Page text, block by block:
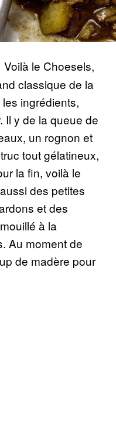
Voilà le Choesels,
classique de la
ingrédients,
Il y de la queue de
un rognon et
tout gélatineux,
la fin, voilà le
des petites
et des
à la
Au moment de
de madère pour